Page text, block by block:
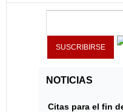
NOTICIAS
Citas para el fin